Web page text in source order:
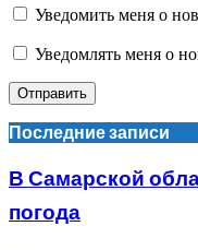
Уведомить меня о
Уведомлять меня о
Последние записи
В Самарской
погода